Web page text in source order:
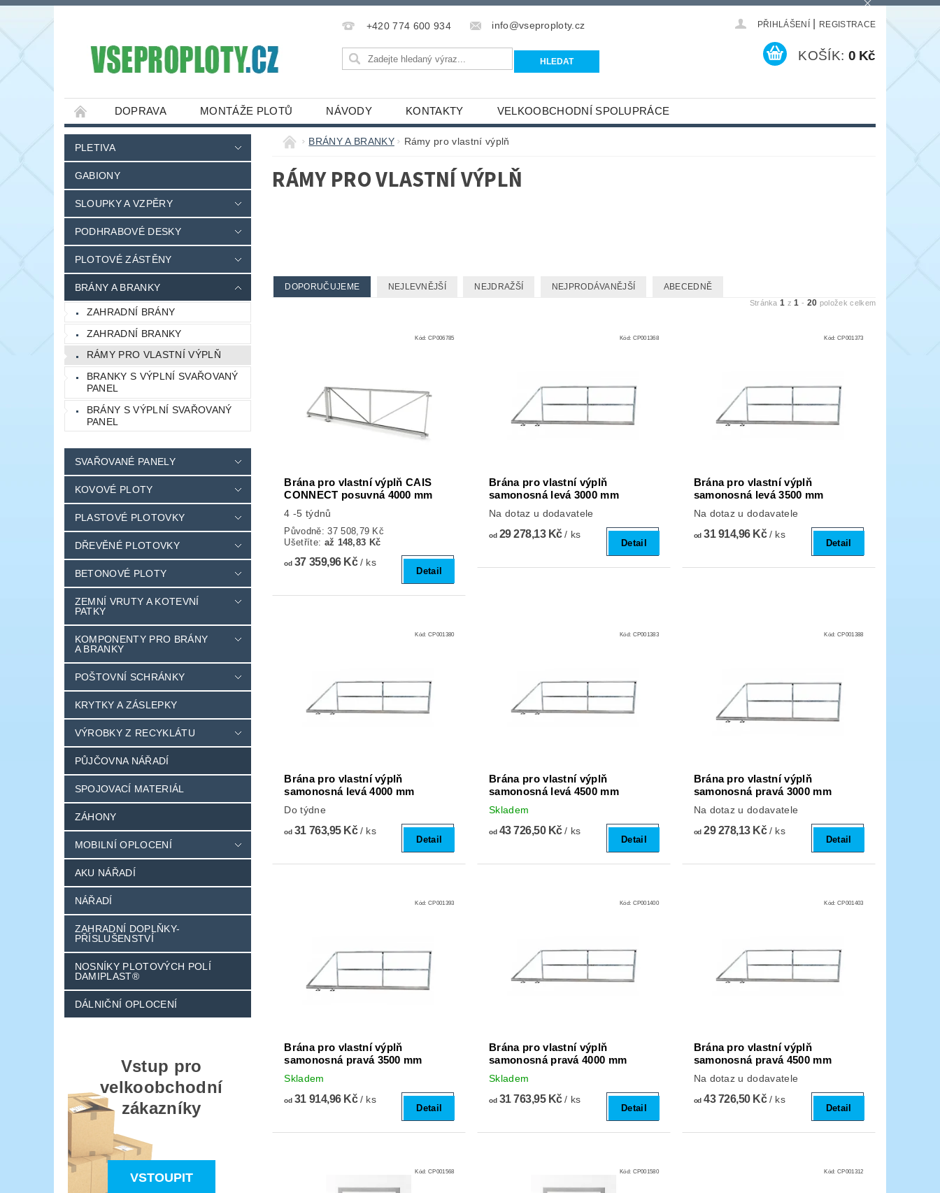
+420 774 600 934 info@vseproploty.cz PŘIHLÁŠENÍ REGISTRACE
KOŠÍK: 0 Kč
DOPRAVA MONTÁŽE PLOTŮ NÁVODY KONTAKTY VELKOOBCHODNÍ SPOLUPRÁCE
PLETIVA
GABIONY
SLOUPKY A VZPĚRY
PODHRABOVÉ DESKY
PLOTOVÉ ZÁSTĚNY
BRÁNY A BRANKY
ZAHRADNÍ BRÁNY
ZAHRADNÍ BRANKY
RÁMY PRO VLASTNÍ VÝPLŇ
BRANKY S VÝPLNÍ SVAŘOVANÝ
PANEL
BRÁNY S VÝPLNÍ SVAŘOVANÝ
PANEL
SVAŘOVANÉ PANELY
KOVOVÉ PLOTY
PLASTOVÉ PLOTOVKY
DŘEVĚNÉ PLOTOVKY
BETONOVÉ PLOTY
ZEMNÍ VRUTY A KOTEVNÍ
PATKY
KOMPONENTY PRO BRÁNY
A BRANKY
POŠTOVNÍ SCHRÁNKY
KRYTKY A ZÁSLEPKY
VÝROBKY Z RECYKLÁTU
PŮJČOVNA NÁŘADÍ
SPOJOVACÍ MATERIÁL
ZÁHONY
MOBILNÍ OPLOCENÍ
AKU NÁŘADÍ
NÁŘADÍ
ZAHRADNÍ DOPLŇKY-
PŘÍSLUŠENSTVÍ
NOSNÍKY PLOTOVÝCH POLÍ
DAMIPLAST®
DÁLNIČNÍ OPLOCENÍ
Vstup pro
velkoobchodní
zákazníky
VSTOUPIT
BRÁNY A BRANKY Rámy pro vlastní výplň
RÁMY PRO VLASTNÍ VÝPLŇ
DOPORUČUJEME NEJLEVNĚJŠÍ NEJDRAŽŠÍ NEJPRODÁVANĚJŠÍ ABECEDNĚ
Stránka1 z1 - 20 položek celkem
Kód: CP006785
Brána pro vlastní výplň CAIS
CONNECT posuvná 4000 mm
4 -5 týdnů
Původně:37 508,79 Kč
Ušetříte: až 148,83 Kč
od37 359,96 Kč/ ks
Detail
Kód: CP001368
Brána pro vlastní výplň
samonosná levá 3000 mm
Na dotaz u dodavatele
od29 278,13 Kč/ ks
Detail
Kód:CP001373
Brána pro vlastní výplň
samonosná levá 3500 mm
Na dotaz u dodavatele
od31 914,96 Kč/ ks
Detail
Kód: CP001380
Brána pro vlastní výplň
samonosná levá 4000 mm
Do týdne
od31 763,95 Kč/ ks
Detail
Kód: CP001383
Brána pro vlastní výplň
samonosná levá 4500 mm
Skladem
od43 726,50 Kč/ ks
Detail
Kód:CP001388
Brána pro vlastní výplň
samonosná pravá 3000 mm
Na dotaz u dodavatele
od29 278,13 Kč/ ks
Detail
Kód: CP001393
Brána pro vlastní výplň
samonosná pravá 3500 mm
Skladem
od31 914,96 Kč/ ks
Detail
Kód: CP001400
Brána pro vlastní výplň
samonosná pravá 4000 mm
Skladem
od31 763,95 Kč/ ks
Detail
Kód:CP001403
Brána pro vlastní výplň
samonosná pravá 4500 mm
Na dotaz u dodavatele
od43 726,50 Kč/ ks
Detail
Kód: CP001568 Kód: CP001580 Kód:CP001312